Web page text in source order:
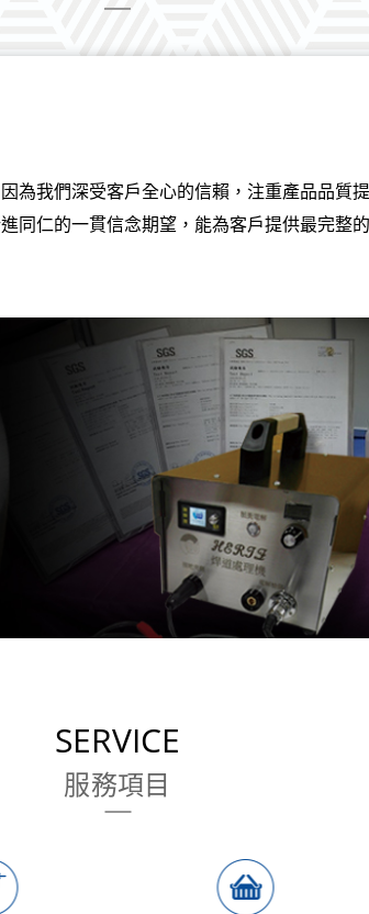
為我們深受客戶全心的信賴，注重產品品質
同仁的一貫信念期望，能為客戶提供最完整
SERVICE
服務項目